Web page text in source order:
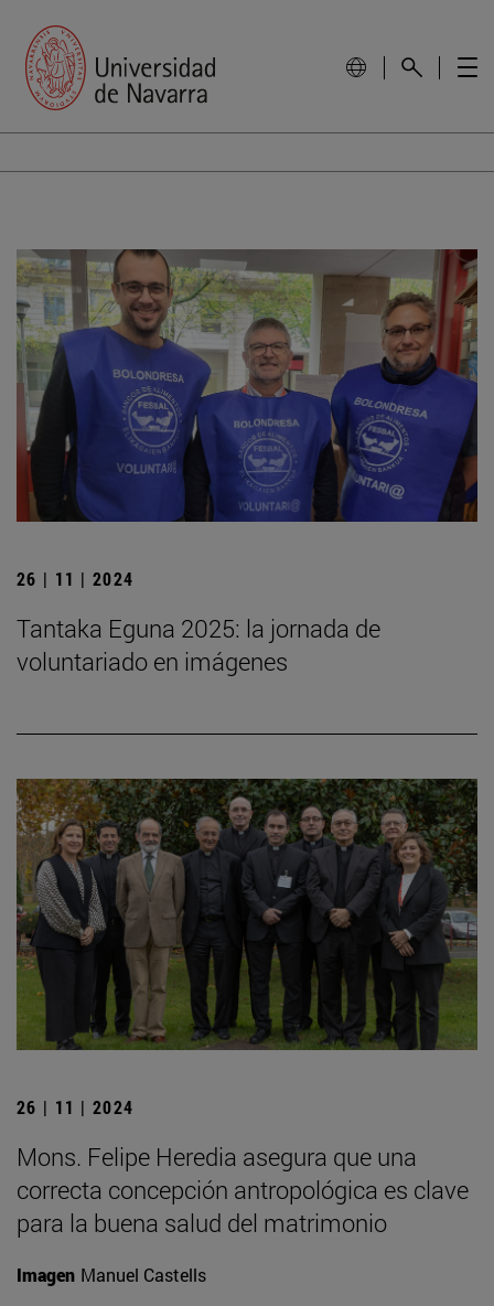
26 | 11 | 2024
Tantaka Eguna 2025: la jornada de
voluntariado en imágenes
26 | 11 | 2024
Mons. Felipe Heredia asegura que una
correcta concepción antropológica es clave
para la buena salud del matrimonio
Imagen Manuel Castells